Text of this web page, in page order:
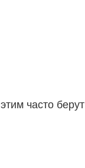
часто берут